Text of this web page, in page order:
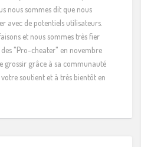
nous sommes dit que nous
avec de potentiels utilisateurs.
et nous sommes très fier
"Pro-cheater" en novembre
grossir grâce à sa communauté
soutient et à très bientôt en